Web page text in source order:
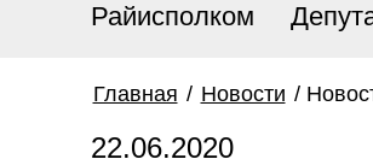
Райисполком
Главная / Новости /
22.06.2020